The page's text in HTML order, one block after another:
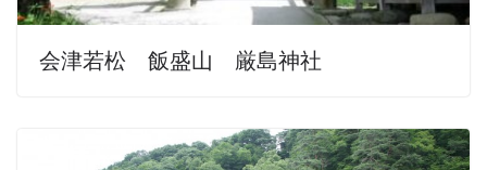
会津若松 飯盛山 厳島神社